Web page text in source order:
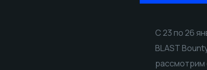
С 23 по 26
BLAST
рассмотрим